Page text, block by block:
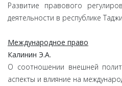
Развитие правового
деятельности в республике
Международное право
Калинин Э.А.
О соотношении внешней
аспекты и влияние на